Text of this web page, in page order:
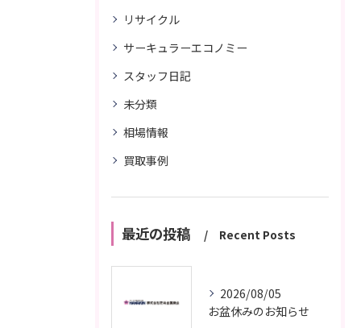
リサイクル
サーキュラーエコノミー
スタッフ日記
未分類
相場情報
買取事例
最近の投稿 Recent Posts
2026/08/05
お盆休みのお知らせ